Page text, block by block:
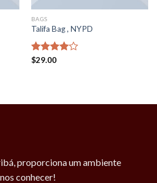
BAGS
Talifa Bag , NYPD
Rated
$29.00
proporciona um ambiente
conhecer!